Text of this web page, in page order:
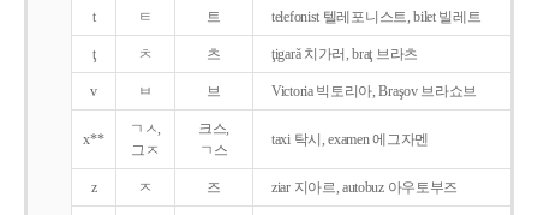
t ㅌ 트 telefonist 텔레포니스트, bilet 빌레트
ţ ㅊ 츠 ţigarǎ 치가러, braţ 브라츠
v ㅂ 브 Victoria 빅토리아, Braşov 브라쇼브
x**
ㄱㅅ,
그ㅈ
크스,
ㄱ스
taxi 탁시, examen 에그자멘
z ㅈ 즈 ziar 지아르, autobuz 아우토부즈